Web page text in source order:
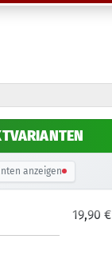
anzeigen
19,90 €